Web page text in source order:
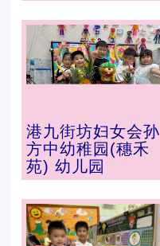
港九街坊妇女会孙
方中幼稚园(穗禾
苑) 幼儿园